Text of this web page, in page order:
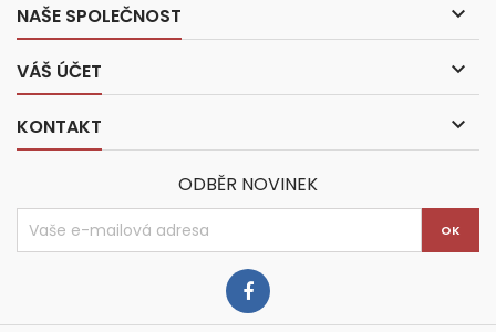
NAŠE SPOLEČNOST 
VÁŠ ÚČET 
KONTAKT 
ODBĚR NOVINEK